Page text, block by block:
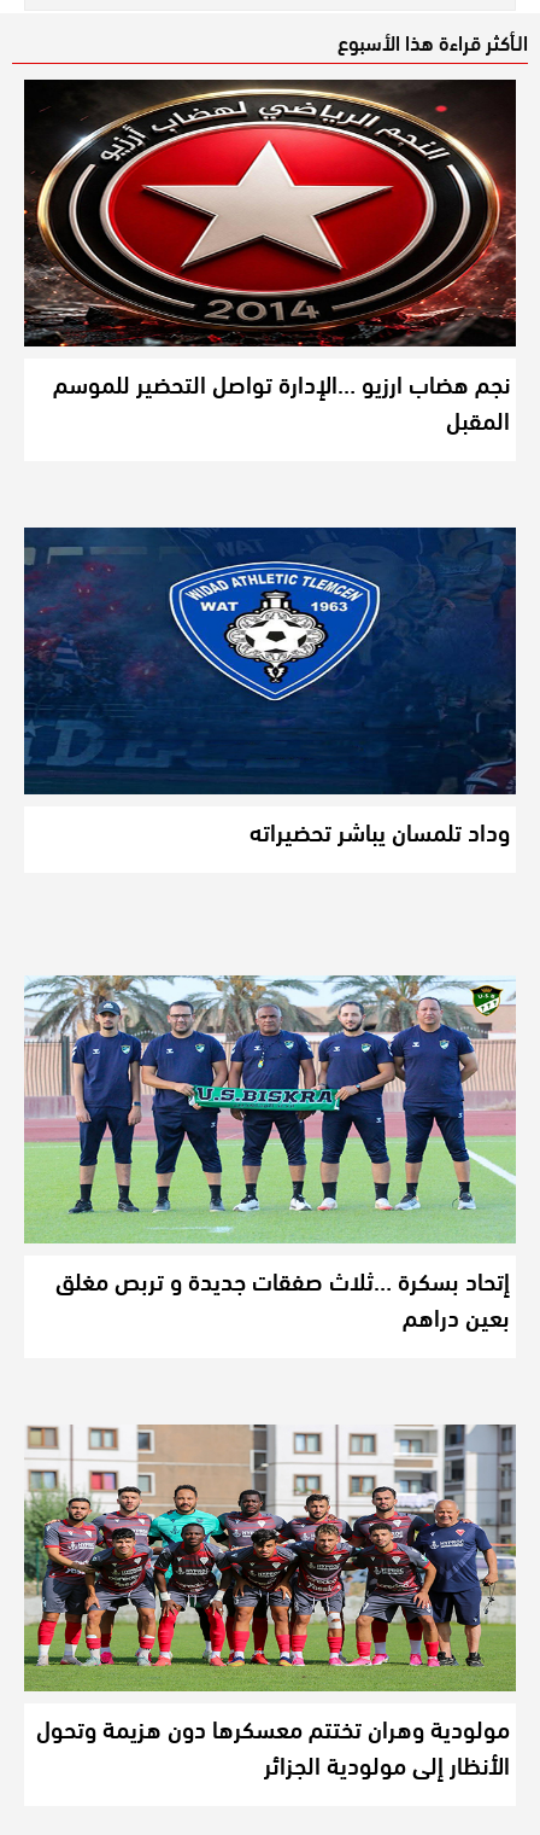
الـأكثر قراءة هذا الأسبوع
نجم هضاب ارزيو …الإدارة تواصل التحضير للموسم
المقبل
وداد تلمسان يباشر تحضيراته
إتحاد بسكرة …ثلاث صفقات جديدة و تربص مغلق
بعين دراهم
مولودية وهران تختتم معسكرها دون هزيمة وتحول
الأنظار إلى مولودية الجزائر